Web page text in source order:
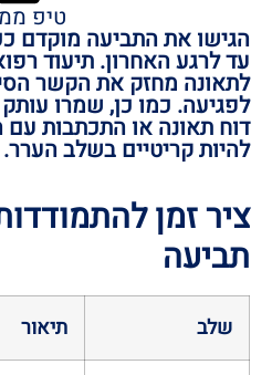
טיפ
הגישו את התביעה מוקדם
עד לרגע האחרון. תיעוד
לתאונה מחזק את הקשר
לפגיעה. כמו כן, שמרו
דוח תאונה או התכתבות
להיות קריטיים בשלב הערר.
ציר זמן
תביעה
שלב תיאור